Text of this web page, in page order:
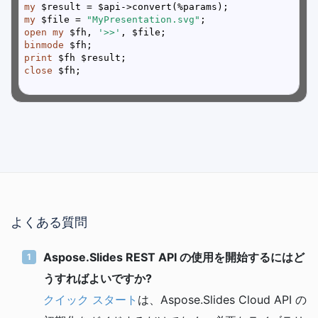
my
my $file = "MyPresentation.svg"
open my $fh, '>>'
binmode
print
close
よくある質問
Aspose.Slides REST API の使用を開始するにはど
うすればよいですか?
クイック スタート は、Aspose.Slides Cloud API の